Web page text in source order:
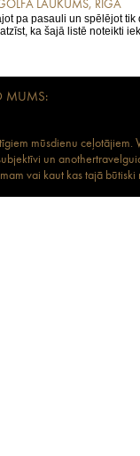
LAUKUMS, RĪGA
pa pasauli un spēlējot
ka šajā listē noteikti
MUMS:
mūsdienu
un
vai kaut kas tajā